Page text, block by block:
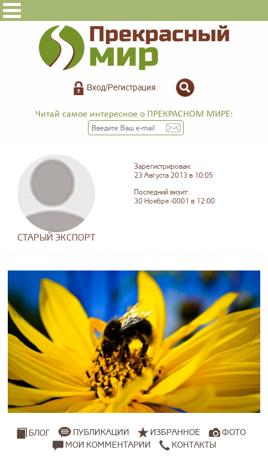
Вход/Регистрация
Читай самое интересное о ПРЕКРАСНОМ МИРЕ:
СТАРЫЙ ЭКСПОРТ
Зарегистрирован:
23 Августа 2013 в 10:05
Последний визит:
30 Ноября -0001 в 12:00
БЛОГ ПУБЛИКАЦИИ ИЗБРАННОЕ
ФОТО
МОИ КОММЕНТАРИИ
КОНТАКТЫ